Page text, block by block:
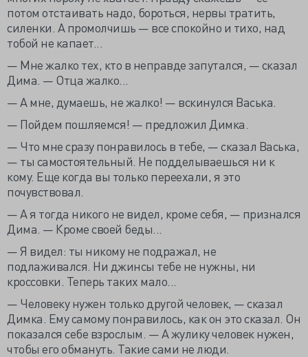
потом отстаивать надо, бороться, нервы тратить,
силенки. А промолчишь — все спокойно и тихо, над
тобой не капает...
— Мне жалко тех, кто в неправде запутался, — сказал
Дима. — Отца жалко...
— А мне, думаешь, не жалко! — вскинулся Васька.
— Пойдем пошляемся! — предложил Димка.
— Что мне сразу понравилось в тебе, — сказал Васька,
— ты самостоятельный. Не подделываешься ни к
кому. Еще когда вы только переехали, я это
почувствовал.
— А я тогда никого не видел, кроме себя, — признался
Дима. — Кроме своей беды...
— Я видел: ты никому не подражал, не
подлаживался. Ни джинсы тебе не нужны, ни
кроссовки. Теперь таких мало...
— Человеку нужен только другой человек, — сказал
Димка. Ему самому понравилось, как он это сказал. Он
показался себе взрослым. — А жулику человек нужен,
чтобы его обмануть. Такие сами не люди.